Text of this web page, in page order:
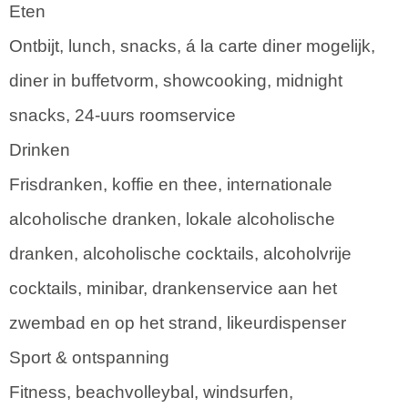
Eten
Ontbijt, lunch, snacks, á la carte diner mogelijk,
diner in buffetvorm, showcooking, midnight
snacks, 24-uurs roomservice
Drinken
Frisdranken, koffie en thee, internationale
alcoholische dranken, lokale alcoholische
dranken, alcoholische cocktails, alcoholvrije
cocktails, minibar, drankenservice aan het
zwembad en op het strand, likeurdispenser
Sport & ontspanning
Fitness, beachvolleybal, windsurfen,